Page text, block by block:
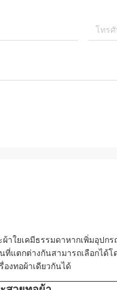
ผ้าใยเคมีธรรมดาหากเพิ่มอุป
แตกต่างกันสามารถเลือกได้
งทอผ้าเดียวกันได้